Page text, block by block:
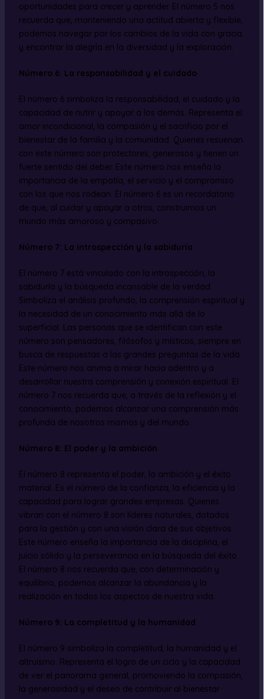
oportunidades para crecer y aprender. El número 5 nos
recuerda que, manteniendo una actitud abierta y flexible,
podemos navegar por los cambios de la vida con gracia
y encontrar la alegría en la diversidad y la exploración.
Número 6: La responsabilidad y el cuidado
El número 6 simboliza la responsabilidad, el cuidado y la
capacidad de nutrir y apoyar a los demás. Representa el
amor incondicional, la compasión y el sacrificio por el
bienestar de la familia y la comunidad. Quienes resuenan
con este número son protectores, generosos y tienen un
fuerte sentido del deber. Este número nos enseña la
importancia de la empatía, el servicio y el compromiso
con los que nos rodean. El número 6 es un recordatorio
de que, al cuidar y apoyar a otros, construimos un
mundo más amoroso y compasivo.
Número 7: La introspección y la sabiduría
El número 7 está vinculado con la introspección, la
sabiduría y la búsqueda incansable de la verdad.
Simboliza el análisis profundo, la comprensión espiritual y
la necesidad de un conocimiento más allá de lo
superficial. Las personas que se identifican con este
número son pensadores, filósofos y místicos, siempre en
busca de respuestas a las grandes preguntas de la vida.
Este número nos anima a mirar hacia adentro y a
desarrollar nuestra comprensión y conexión espiritual. El
número 7 nos recuerda que, a través de la reflexión y el
conocimiento, podemos alcanzar una comprensión más
profunda de nosotros mismos y del mundo.
Número 8: El poder y la ambición
El número 8 representa el poder, la ambición y el éxito
material. Es el número de la confianza, la eficiencia y la
capacidad para lograr grandes empresas. Quienes
vibran con el número 8 son líderes naturales, dotados
para la gestión y con una visión clara de sus objetivos.
Este número enseña la importancia de la disciplina, el
juicio sólido y la perseverancia en la búsqueda del éxito.
El número 8 nos recuerda que, con determinación y
equilibrio, podemos alcanzar la abundancia y la
realización en todos los aspectos de nuestra vida.
Número 9: La completitud y la humanidad
El número 9 simboliza la completitud, la humanidad y el
altruismo. Representa el logro de un ciclo y la capacidad
de ver el panorama general, promoviendo la compasión,
la generosidad y el deseo de contribuir al bienestar